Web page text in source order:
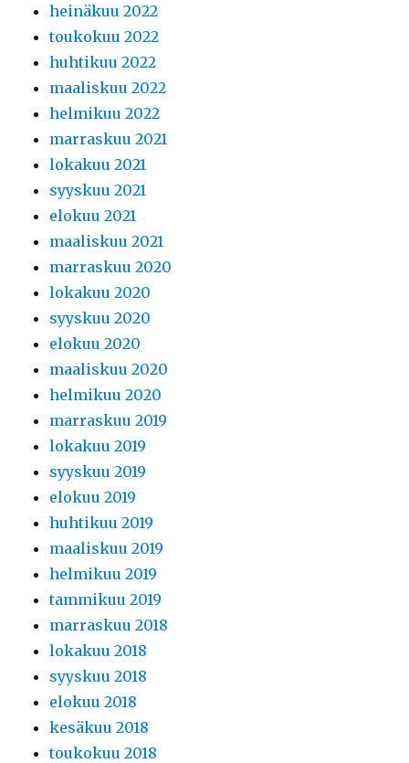
heinäkuu 2022
toukokuu 2022
huhtikuu 2022
maaliskuu 2022
helmikuu 2022
marraskuu 2021
lokakuu 2021
syyskuu 2021
elokuu 2021
maaliskuu 2021
marraskuu 2020
lokakuu 2020
syyskuu 2020
elokuu 2020
maaliskuu 2020
helmikuu 2020
marraskuu 2019
lokakuu 2019
syyskuu 2019
elokuu 2019
huhtikuu 2019
maaliskuu 2019
helmikuu 2019
tammikuu 2019
marraskuu 2018
lokakuu 2018
syyskuu 2018
elokuu 2018
kesäkuu 2018
toukokuu 2018